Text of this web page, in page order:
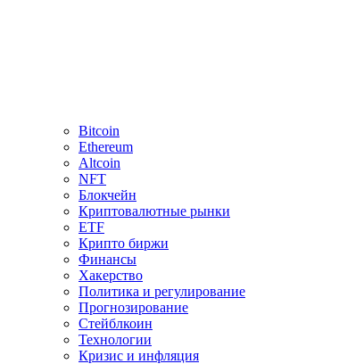
Bitcoin
Ethereum
Altcoin
NFT
Блокчейн
Криптовалютные рынки
ETF
Крипто биржи
Финансы
Хакерство
Политика и регулирование
Прогнозирование
Стейблкоин
Технологии
Кризис и инфляция